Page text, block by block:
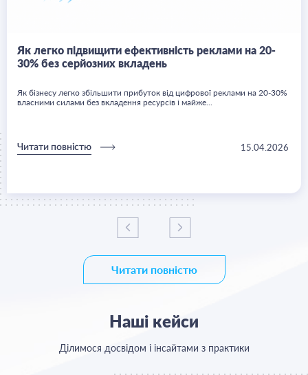
Як легко підвищити ефективність реклами на 20-
30% без серйозних вкладень
Як бізнесу легко збільшити прибуток від цифрової реклами на 20-30%
власними силами без вкладення ресурсів і майже...
Читати повністю 15.04.2026
Читати повністю
Наші кейси
Ділимося досвідом і інсайтами з практики